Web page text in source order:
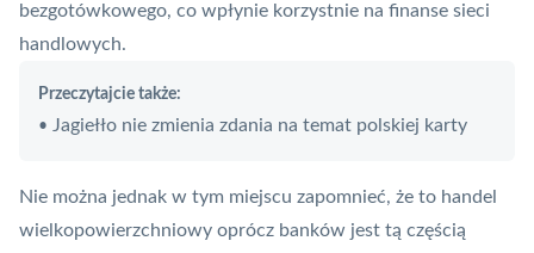
bezgotówkowego, co wpłynie korzystnie na finanse sieci
handlowych.
Przeczytajcie także:
• Jagiełło nie zmienia zdania na temat polskiej karty
Nie można jednak w tym miejscu zapomnieć, że to handel
wielkopowierzchniowy oprócz banków jest tą częścią